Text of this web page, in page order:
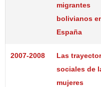
migrantes
bolivianos
España
2007-2008
Las
sociales de
mujeres